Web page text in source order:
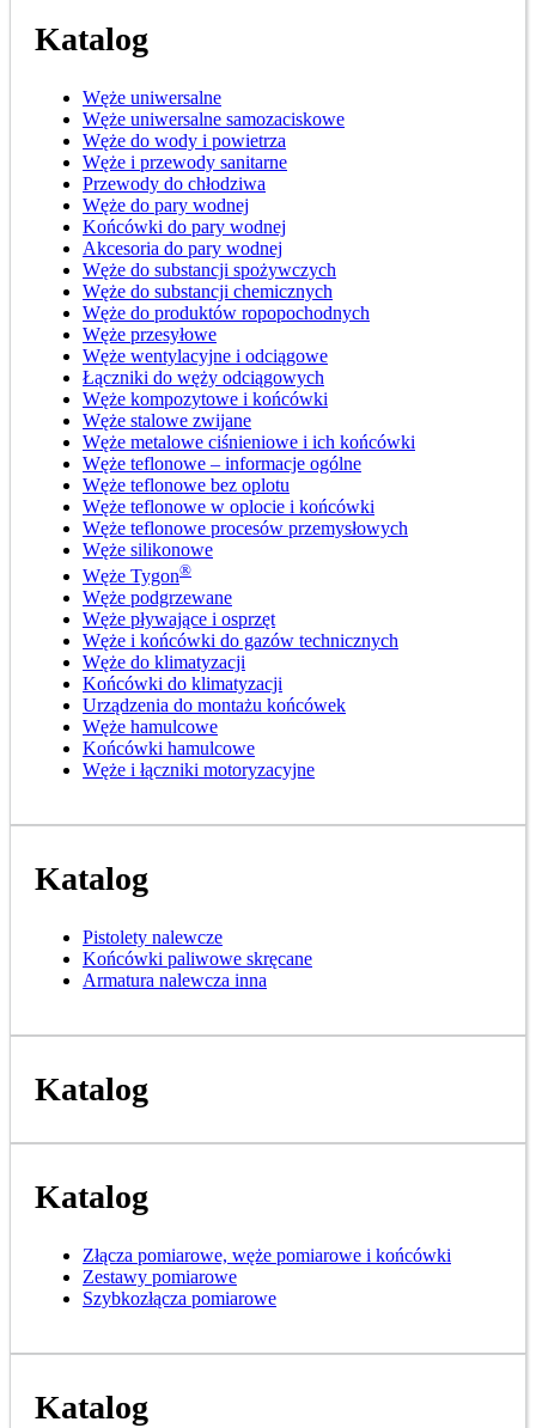
Katalog
Węże uniwersalne
Węże uniwersalne samozaciskowe
Węże do wody i powietrza
Węże i przewody sanitarne
Przewody do chłodziwa
Węże do pary wodnej
Końcówki do pary wodnej
Akcesoria do pary wodnej
Węże do substancji spożywczych
Węże do substancji chemicznych
Węże do produktów ropopochodnych
Węże przesyłowe
Węże wentylacyjne i odciągowe
Łączniki do węży odciągowych
Węże kompozytowe i końcówki
Węże stalowe zwijane
Węże metalowe ciśnieniowe i ich końcówki
Węże teflonowe – informacje ogólne
Węże teflonowe bez oplotu
Węże teflonowe w oplocie i końcówki
Węże teflonowe procesów przemysłowych
Węże silikonowe
Węże Tygon®
Węże podgrzewane
Węże pływające i osprzęt
Węże i końcówki do gazów technicznych
Węże do klimatyzacji
Końcówki do klimatyzacji
Urządzenia do montażu końcówek
Węże hamulcowe
Końcówki hamulcowe
Węże i łączniki motoryzacyjne
Katalog
Pistolety nalewcze
Końcówki paliwowe skręcane
Armatura nalewcza inna
Katalog
Katalog
Złącza pomiarowe, węże pomiarowe i końcówki
Zestawy pomiarowe
Szybkozłącza pomiarowe
Katalog